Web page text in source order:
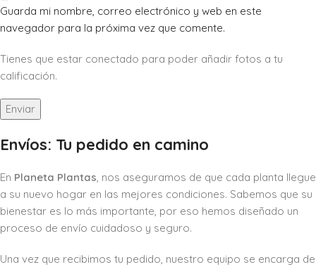
Guarda mi nombre, correo electrónico y web en este
navegador para la próxima vez que comente.
Tienes que estar conectado para poder añadir fotos a tu
calificación.
Envíos: Tu pedido en camino
En Planeta Plantas, nos aseguramos de que cada planta llegue
a su nuevo hogar en las mejores condiciones. Sabemos que su
bienestar es lo más importante, por eso hemos diseñado un
proceso de envío cuidadoso y seguro.
Una vez que recibimos tu pedido, nuestro equipo se encarga de